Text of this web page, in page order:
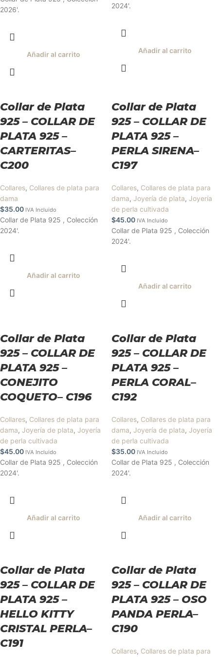
2026'.
Añadir al carrito
2024'.
Añadir al carrito
Collar de Plata
925 – COLLAR DE
PLATA 925 –
CARTERITAS–
C200
Collares, Collares de plata para
dama
$35.00 IVA Incluido
Collar de Plata 925 , Colección
2024'.
Añadir al carrito
Collar de Plata
925 – COLLAR DE
PLATA 925 –
PERLA SIRENA–
C197
Collares, Collares de plata para
dama, Joyería de plata, Joyería
de perla cultivada
$45.00 IVA Incluido
Collar de Plata 925 , Colección
2024'.
Añadir al carrito
Collar de Plata
925 – COLLAR DE
PLATA 925 –
CONEJITO
COQUETO– C196
Collares, Collares de plata para
dama, Joyería de plata, Joyería
de perla cultivada
$45.00 IVA Incluido
Collar de Plata 925 , Colección
2024'.
Añadir al carrito
Collar de Plata
925 – COLLAR DE
PLATA 925 –
PERLA CORAL–
C192
Collares, Collares de plata para
dama, Joyería de plata, Joyería
de perla cultivada
$35.00 IVA Incluido
Collar de Plata 925 , Colección
2024'.
Añadir al carrito
Collar de Plata
925 – COLLAR DE
PLATA 925 –
HELLO KITTY
CRISTAL PERLA–
C191
Collar de Plata
925 – COLLAR DE
PLATA 925 – OSO
PANDA PERLA–
C190
Collares, Collares de plata para